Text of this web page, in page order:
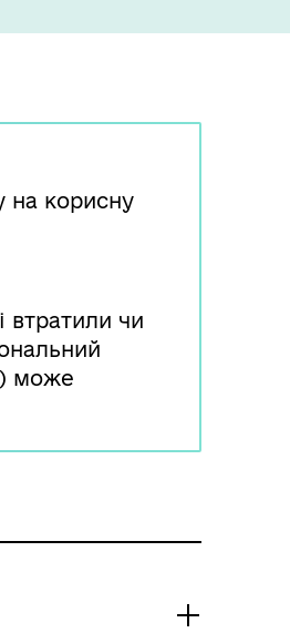
на корисну
втратили чи
може